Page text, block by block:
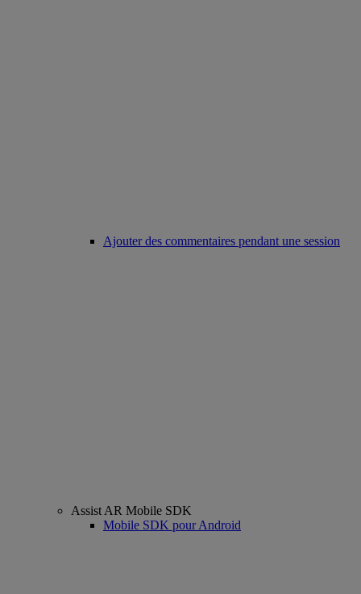
Ajouter des commentaires pendant une session
Assist AR Mobile SDK
Mobile SDK pour Android